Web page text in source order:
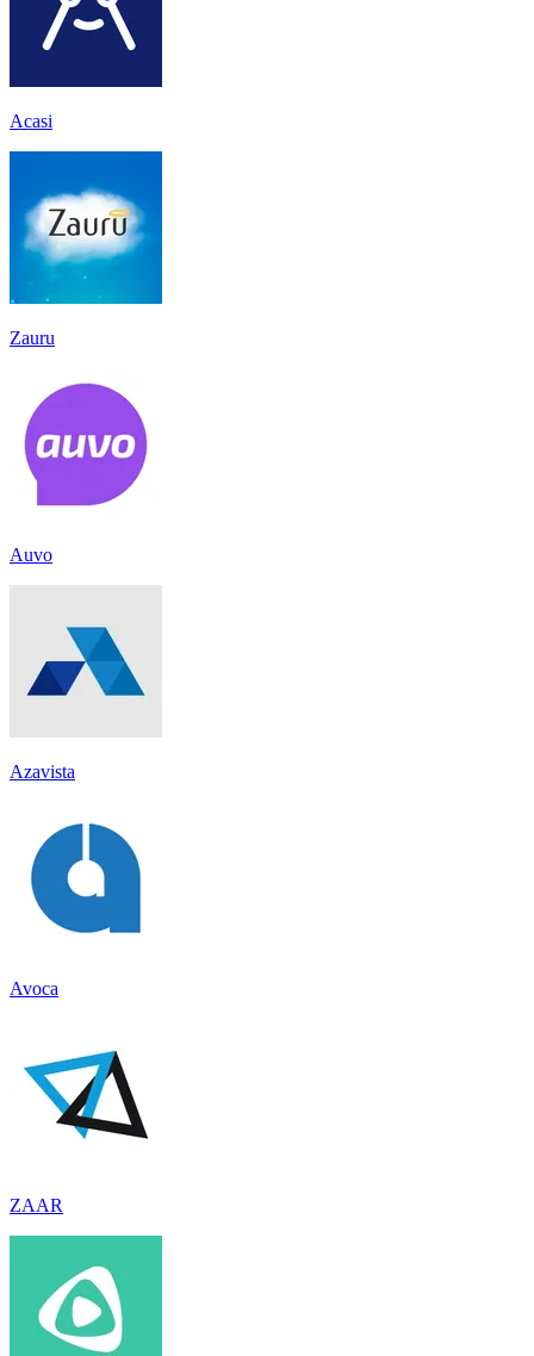
Acasi
Zauru
Auvo
Azavista
Avoca
ZAAR